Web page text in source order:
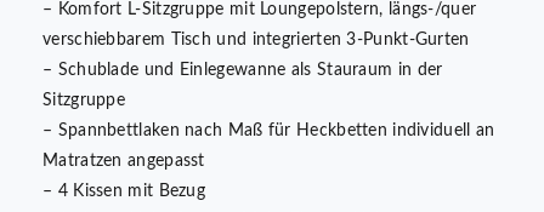
– Komfort L-Sitzgruppe mit Loungepolstern, längs-/quer
verschiebbarem Tisch und integrierten 3-Punkt-Gurten
– Schublade und Einlegewanne als Stauraum in der
Sitzgruppe
– Spannbettlaken nach Maß für Heckbetten individuell an
Matratzen angepasst
– 4 Kissen mit Bezug